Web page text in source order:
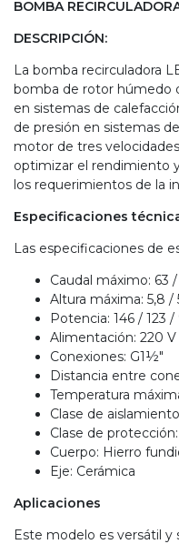
BOMBA
DESCRIPCIÓN:
La bomba recirculadora
bomba de rotor húmedo
en sistemas de
de presión en sistemas
motor de tres
optimizar el rendimiento
los requerimientos de la
Especificaciones
Las especificaciones de
Caudal máximo: 63
Altura máxima: 5,8 /
Potencia: 146 / 123
Alimentación: 220 V
Conexiones: G1½"
Distancia entre
Temperatura
Clase de
Clase de
Cuerpo: Hierro
Eje: Cerámica
Aplicaciones
Este modelo es versátil y